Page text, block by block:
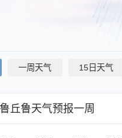
一周天气 15日天气
丘鲁天气预报一周